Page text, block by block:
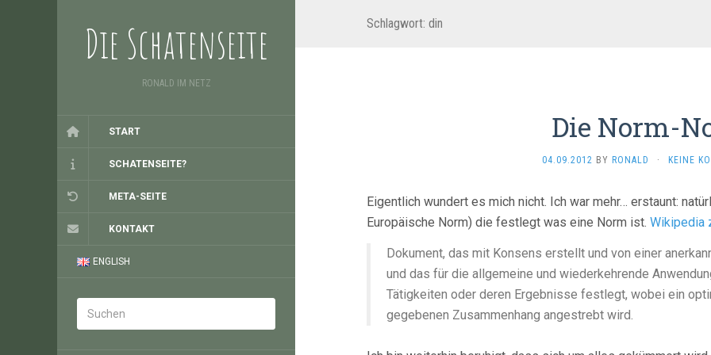
Die Schatenseite
RONALD IM NETZ
START
SCHATENSEITE?
META-SEITE
KONTAKT
ENGLISH
Schlagwort: din
Die Norm-
04.09.2012 BY RONALD · KEINE
Eigentlich wundert es mich nicht. Ich war mehr… erstaunt:
Europäische Norm) die festlegt was eine Norm ist. Wikipedia
Dokument, das mit Konsens erstellt und von einer
und das für die allgemeine und wiederkehrende
Tätigkeiten oder deren Ergebnisse festlegt, wobei ein
gegebenen Zusammenhang angestrebt wird.